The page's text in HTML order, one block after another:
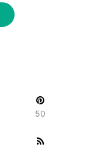
50